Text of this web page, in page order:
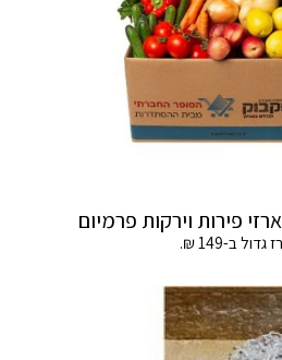
פירות וירקות פרמיום